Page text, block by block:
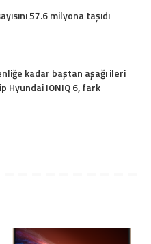
57.6 milyona taşıdı
kadar baştan aşağı ileri
Hyundai IONIQ 6, fark